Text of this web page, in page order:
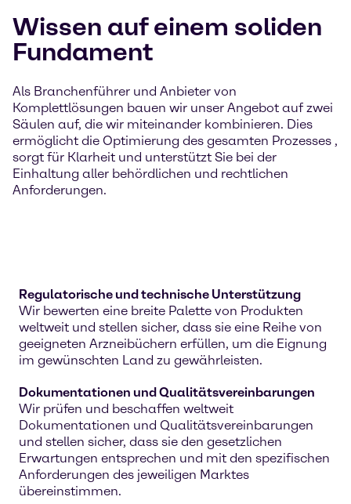
Wissen auf einem soliden
Fundament
Als Branchenführer und Anbieter von
Komplettlösungen bauen wir unser Angebot auf zwei
Säulen auf, die wir miteinander kombinieren. Dies
ermöglicht die Optimierung des gesamten Prozesses ,
sorgt für Klarheit und unterstützt Sie bei der
Einhaltung aller behördlichen und rechtlichen
Anforderungen.
Regulatorische und technische Unterstützung
Wir bewerten eine breite Palette von Produkten
weltweit und stellen sicher, dass sie eine Reihe von
geeigneten Arzneibüchern erfüllen, um die Eignung
im gewünschten Land zu gewährleisten.
Dokumentationen und Qualitätsvereinbarungen
Wir prüfen und beschaffen weltweit
Dokumentationen und Qualitätsvereinbarungen
und stellen sicher, dass sie den gesetzlichen
Erwartungen entsprechen und mit den spezifischen
Anforderungen des jeweiligen Marktes
übereinstimmen.